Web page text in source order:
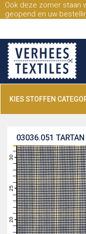
Ook deze zomer staan
geopend en uw
KIES STOFFEN
03036.051
19
20
21
22
23
24
25
26
27
28
29
30
31